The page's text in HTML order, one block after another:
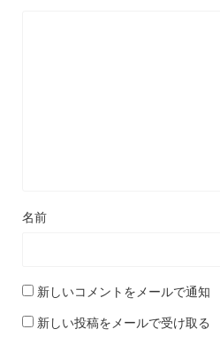
名前
新しいコメントをメールで通知
新しい投稿をメールで受け取る